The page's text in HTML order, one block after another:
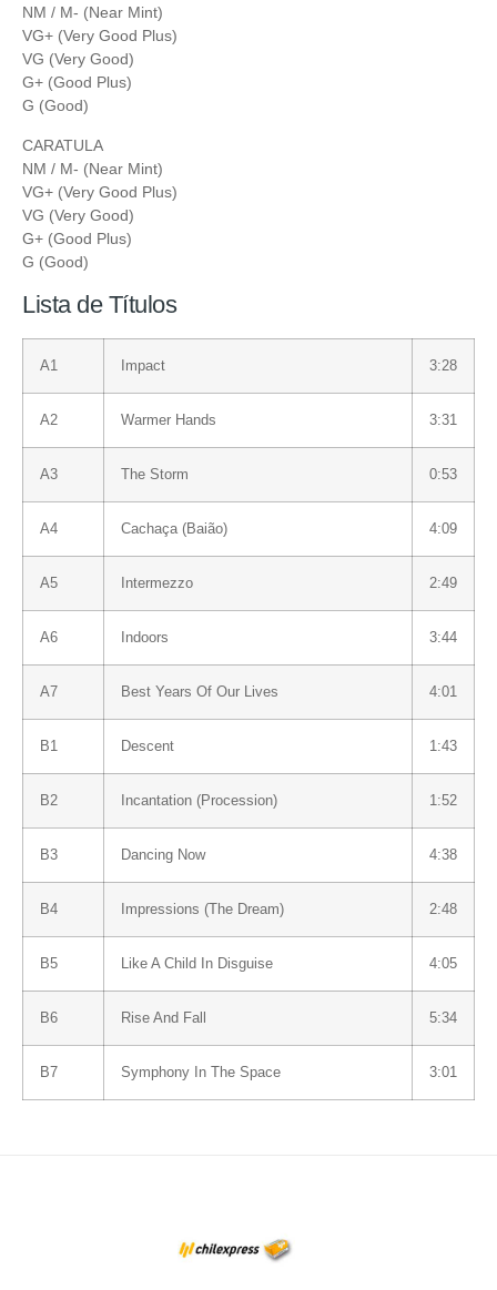
NM / M- (Near Mint)
VG+ (Very Good Plus)
VG (Very Good)
G+ (Good Plus)
G (Good)
CARATULA
NM / M- (Near Mint)
VG+ (Very Good Plus)
VG (Very Good)
G+ (Good Plus)
G (Good)
Lista de Títulos
A1 Impact 3:28
A2 Warmer Hands 3:31
A3 The Storm 0:53
A4 Cachaça (Baião) 4:09
A5 Intermezzo 2:49
A6 Indoors 3:44
A7 Best Years Of Our Lives 4:01
B1 Descent 1:43
B2 Incantation (Procession) 1:52
B3 Dancing Now 4:38
B4 Impressions (The Dream) 2:48
B5 Like A Child In Disguise 4:05
B6 Rise And Fall 5:34
B7 Symphony In The Space 3:01